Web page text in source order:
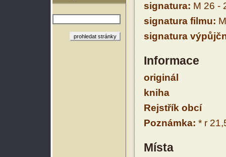
signatura: M 26 -
signatura filmu:
signatura
Informace
originál
kniha
Rejstřík obcí
Poznámka: * r
Místa